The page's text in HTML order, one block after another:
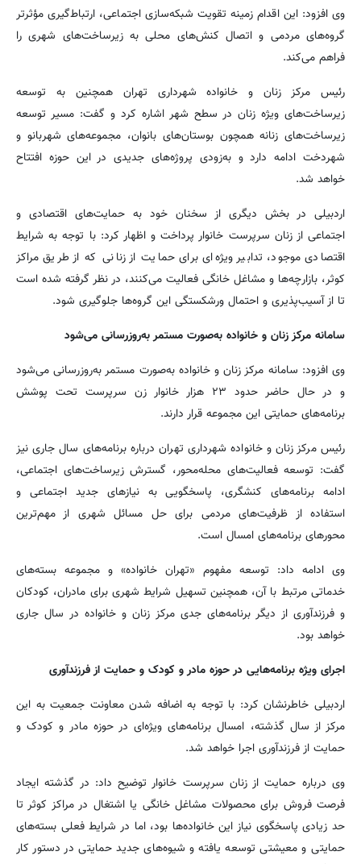
وی افزود: این اقدام زمینه تقویت شبکه‌سازی اجتماعی، ارتباط‌گیری مؤثرتر
گروه‌های مردمی و اتصال کنش‌های محلی به زیرساخت‌های شهری را
فراهم می‌کند.
رئیس مرکز زنان و خانواده شهرداری تهران همچنین به توسعه
زیرساخت‌های ویژه زنان در سطح شهر اشاره کرد و گفت: مسیر توسعه
زیرساخت‌های زنانه همچون بوستان‌های بانوان، مجموعه‌های شهربانو و
شهردخت ادامه دارد و به‌زودی پروژه‌های جدیدی در این حوزه افتتاح
خواهد شد.
اردبیلی در بخش دیگری از سخنان خود به حمایت‌های اقتصادی و
اجتماعی از زنان سرپرست خانوار پرداخت و اظهار کرد: با توجه به شرایط
اقتصادی موجود، تدابیر ویژه‌ای برای حمایت از زنانی که از طریق مراکز
کوثر، بازارچه‌ها و مشاغل خانگی فعالیت می‌کنند، در نظر گرفته شده است
تا از آسیب‌پذیری و احتمال ورشکستگی این گروه‌ها جلوگیری شود.
سامانه مرکز زنان و خانواده به‌صورت مستمر به‌روزرسانی می‌شود
وی افزود: سامانه مرکز زنان و خانواده به‌صورت مستمر به‌روزرسانی می‌شود
و در حال حاضر حدود ۲۳ هزار خانوار زن سرپرست تحت پوشش
برنامه‌های حمایتی این مجموعه قرار دارند.
رئیس مرکز زنان و خانواده شهرداری تهران درباره برنامه‌های سال جاری نیز
گفت: توسعه فعالیت‌های محله‌محور، گسترش زیرساخت‌های اجتماعی،
ادامه برنامه‌های کنشگری، پاسخگویی به نیازهای جدید اجتماعی و
استفاده از ظرفیت‌های مردمی برای حل مسائل شهری از مهم‌ترین
محورهای برنامه‌های امسال است.
وی ادامه داد: توسعه مفهوم «تهران خانواده» و مجموعه بسته‌های
خدماتی مرتبط با آن، همچنین تسهیل شرایط شهری برای مادران، کودکان
و فرزندآوری از دیگر برنامه‌های جدی مرکز زنان و خانواده در سال جاری
خواهد بود.
اجرای ویژه برنامه‌هایی در حوزه مادر و کودک و حمایت از فرزندآوری
اردبیلی خاطرنشان کرد: با توجه به اضافه شدن معاونت جمعیت به این
مرکز از سال گذشته، امسال برنامه‌های ویژه‌ای در حوزه مادر و کودک و
حمایت از فرزندآوری اجرا خواهد شد.
وی درباره حمایت از زنان سرپرست خانوار توضیح داد: در گذشته ایجاد
فرصت فروش برای محصولات مشاغل خانگی یا اشتغال در مراکز کوثر تا
حد زیادی پاسخگوی نیاز این خانواده‌ها بود، اما در شرایط فعلی بسته‌های
حمایتی و معیشتی توسعه یافته و شیوه‌های جدید حمایتی در دستور کار